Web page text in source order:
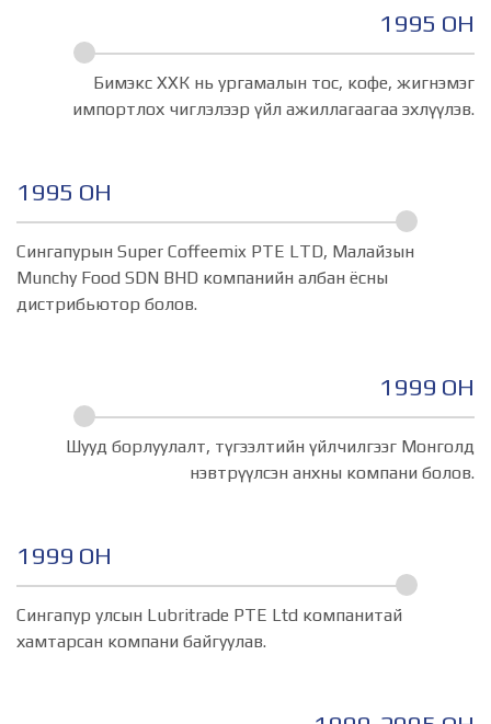
1995 ОН
Бимэкс ХХК нь ургамалын тос, кофе, жигнэмэг
импортлох чиглэлээр үйл ажиллагаагаа эхлүүлэв.
1995 ОН
Сингапурын Super Coffeemix PTE LTD, Малайзын
Munchy Food SDN BHD компанийн албан ёсны
дистрибьютор болов.
1999 ОН
Шууд борлуулалт, түгээлтийн үйлчилгээг Монголд
нэвтрүүлсэн анхны компани болов.
1999 ОН
Сингапур улсын Lubritrade PTE Ltd компанитай
хамтарсан компани байгуулав.